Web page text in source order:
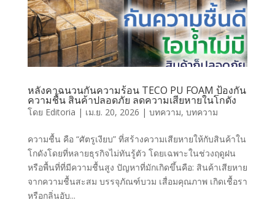
หลังคาฉนวนกันความร้อน TECO PU FOAM ป้องกัน
ความชื้น สินค้าปลอดภัย ลดความเสียหายในโกดัง
โดย Editoria | เม.ย. 20, 2026 | บทความ, บทความ
ความชื้น คือ “ศัตรูเงียบ” ที่สร้างความเสียหายให้กับสินค้าใน
โกดังโดยที่หลายธุรกิจไม่ทันรู้ตัว โดยเฉพาะในช่วงฤดูฝน
หรือพื้นที่ที่มีความชื้นสูง ปัญหาที่มักเกิดขึ้นคือ: สินค้าเสียหาย
จากความชื้นสะสม บรรจุภัณฑ์บวม เสื่อมคุณภาพ เกิดเชื้อรา
หรือกลิ่นอับ...